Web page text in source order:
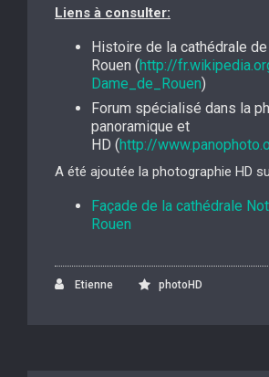
Liens à consulter:
Histoire de la cathédrale de
Rouen (http://
Dame_de_Rouen)
Forum spécialisé dans la
panoramique et
HD (http://
A été ajoutée la photographie HD
Façade de la cathédrale
Rouen
Etienne photoHD